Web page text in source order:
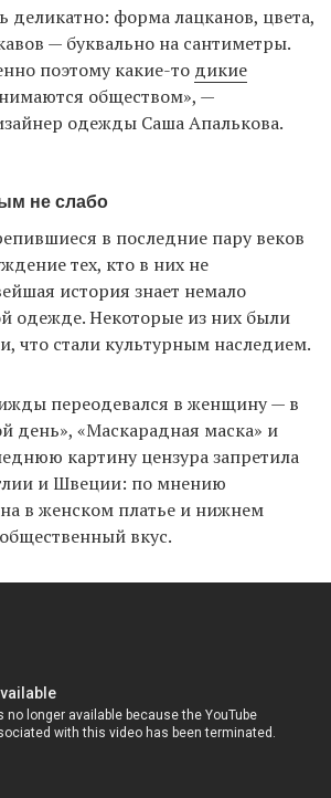
деликатно: форма лацканов, цвета,
— буквально на сантиметры.
поэтому какие-то дикие
обществом», —
одежды Саша Апалькова.
не слабо
в последние пару веков
тех, кто в них не
история знает немало
одежде. Некоторые из них были
что стали культурным наследием.
переодевался в женщину — в
день», «Маскарадная маска» и
картину цензура запретила
и Швеции: по мнению
в женском платье и нижнем
вкус.